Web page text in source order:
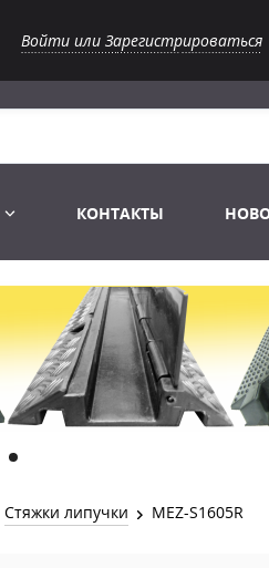
Войти или Зарегистрироваться
Лампы Винтаж Ретро Декор
Лампы галогенные 6-120 V
Лампы студийные 110-240 V
Лампы-фары PAR
Лампы для бассейна
Распродажа
Перчатки
Сумки и подсумки
Распродажа
Световое оборудование
Аксессуары для света
Распродажа
2х канальные модули
КОНТАКТЫ
Стяжки липучки MEZ-S1605R